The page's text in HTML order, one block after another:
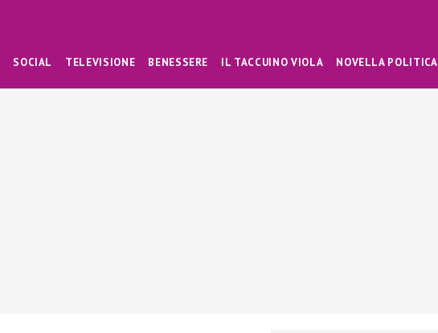
SOCIAL TELEVISIONE BENESSERE IL TACCUINO VIOLA NOVELLA POLITICA